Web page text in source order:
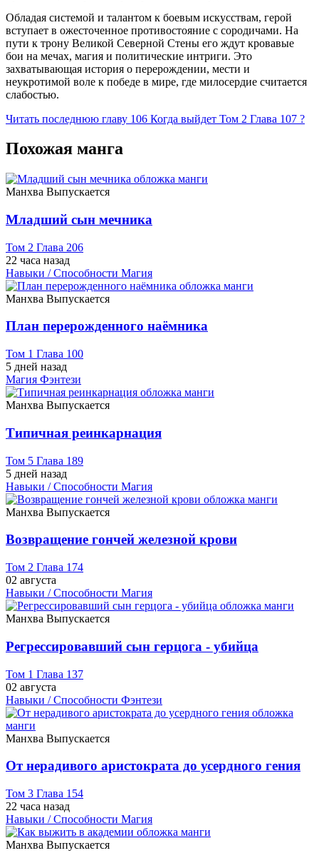
Обладая системой и талантом к боевым искусствам, герой
вступает в ожесточенное противостояние с сородичами. На
пути к трону Великой Северной Стены его ждут кровавые
бои на мечах, магия и политические интриги. Это
захватывающая история о перерождении, мести и
неукротимой воле к победе в мире, где милосердие считается
слабостью.
Читать последнюю главу 106 Когда выйдет Том 2 Глава 107 ?
Похожая манга
Манхва Выпускается
Младший сын мечника
Том 2 Глава 206
22 часа назад
Навыки / Способности Магия
Манхва Выпускается
План перерожденного наёмника
Том 1 Глава 100
5 дней назад
Магия Фэнтези
Манхва Выпускается
Типичная реинкарнация
Том 5 Глава 189
5 дней назад
Навыки / Способности Магия
Манхва Выпускается
Возвращение гончей железной крови
Том 2 Глава 174
02 августа
Навыки / Способности Магия
Манхва Выпускается
Регрессировавший сын герцога - убийца
Том 1 Глава 137
02 августа
Навыки / Способности Фэнтези
Манхва Выпускается
От нерадивого аристократа до усердного гения
Том 3 Глава 154
22 часа назад
Навыки / Способности Магия
Манхва Выпускается